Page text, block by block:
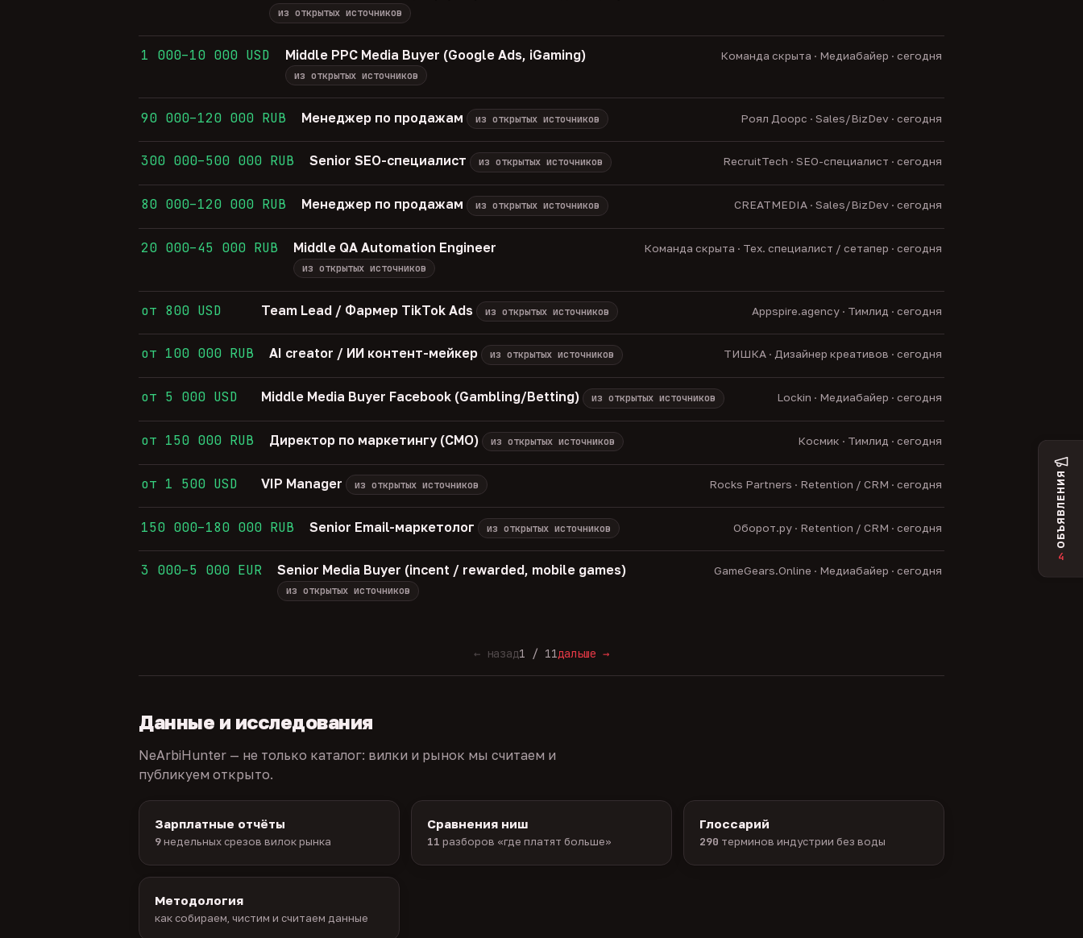
из открытых источников
1 000–10 000 USD Middle PPC Media Buyer (Google Ads, iGaming)
из открытых источников
Команда скрыта · Медиабайер · сегодня
90 000–120 000 RUB Менеджер по продажам из открытых источников Роял Доорс · Sales/BizDev · сегодня
300 000–500 000 RUB Senior SEO-специалист из открытых источников RecruitTech · SEO-специалист · сегодня
80 000–120 000 RUB Менеджер по продажам из открытых источников CREATMEDIA · Sales/BizDev · сегодня
20 000–45 000 RUB Middle QA Automation Engineer
из открытых источников
Команда скрыта · Тех. специалист / сетапер · сегодня
от 800 USD Team Lead / Фармер TikTok Ads из открытых источников Appspire.agency · Тимлид · сегодня
от 100 000 RUB AI creator / ИИ контент-мейкер из открытых источников ТИШКА · Дизайнер креативов · сегодня
от 5 000 USD Middle Media Buyer Facebook (Gambling/Betting) из открытых источников Lockin · Медиабайер · сегодня
от 150 000 RUB Директор по маркетингу (CMO) из открытых источников Космик · Тимлид · сегодня
от 1 500 USD VIP Manager из открытых источников Rocks Partners · Retention / CRM · сегодня
150 000–180 000 RUB Senior Email-маркетолог из открытых источников Оборот.ру · Retention / CRM · сегодня
3 000–5 000 EUR Senior Media Buyer (incent / rewarded, mobile games)
из открытых источников
GameGears.Online · Медиабайер · сегодня
← назад1 / 11дальше →
Данные и исследования
NeArbiHunter — не только каталог: вилки и рынок мы считаем и
публикуем открыто.
Зарплатные отчёты
9недельных срезов вилок рынка
Сравнения ниш
11 разборов «где платят больше»
Глоссарий
290 терминов индустрии без воды
Методология
как собираем, чистим и считаем данные
ОБЪЯВЛЕНИЯ
4